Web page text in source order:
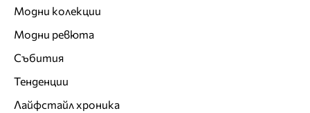
Модни колекции
Модни ревюта
Събития
Тенденции
Лайфстайл хроника